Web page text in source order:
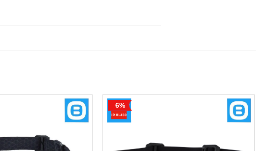
IP56
6%